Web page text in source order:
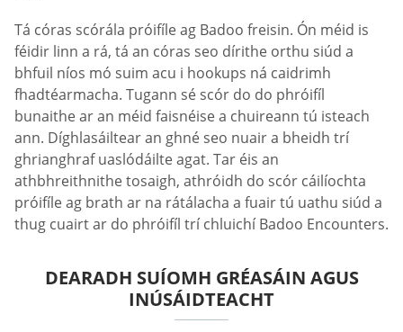
Tá córas scórála próifíle ag Badoo freisin. Ón méid is
féidir linn a rá, tá an córas seo dírithe orthu siúd a
bhfuil níos mó suim acu i hookups ná caidrimh
fhadtéarmacha. Tugann sé scór do do phróifíl
bunaithe ar an méid faisnéise a chuireann tú isteach
ann. Díghlasáiltear an ghné seo nuair a bheidh trí
ghrianghraf uaslódáilte agat. Tar éis an
athbhreithnithe tosaigh, athróidh do scór cáilíochta
próifíle ag brath ar na rátálacha a fuair tú uathu siúd a
thug cuairt ar do phróifíl trí chluichí Badoo Encounters.
DEARADH SUÍOMH GRÉASÁIN AGUS
INÚSÁIDTEACHT